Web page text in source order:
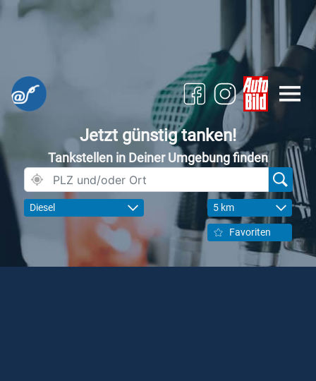
Jetzt günstig tanken!
Tankstellen in Deiner Umgebung finden
Diesel 5 km
Favoriten